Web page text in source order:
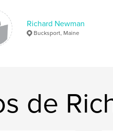
Richard Newman
Bucksport, Maine
de